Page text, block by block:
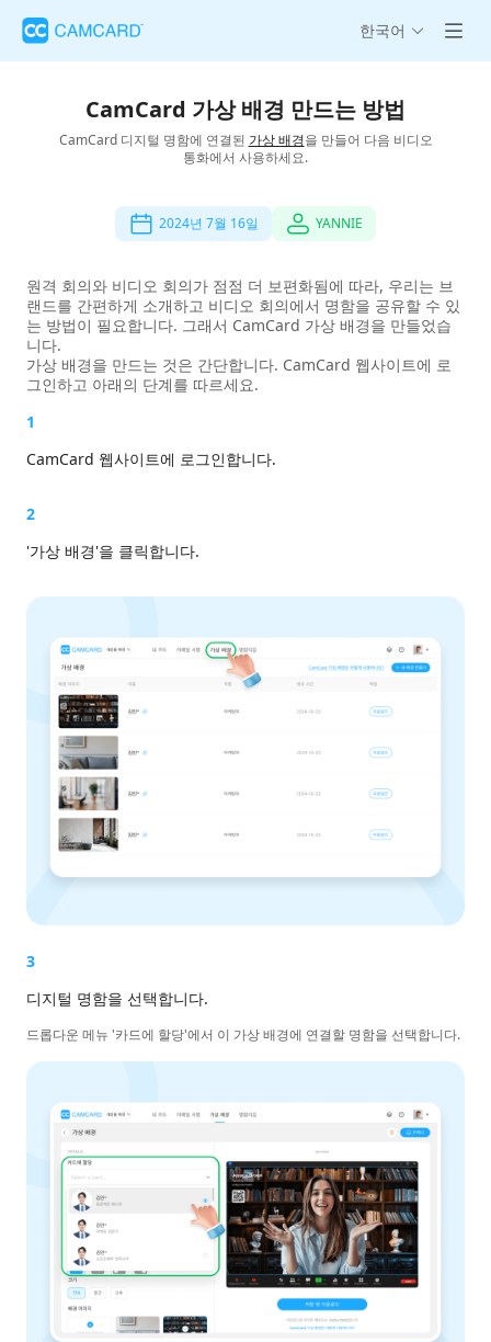
한국어
CamCard 가상 배경 만드는 방법
CamCard 디지털 명함에 연결된 가상 배경을 만들어 다음 비디오
통화에서 사용하세요.
2024년 7월 16일 YANNIE
원격 회의와 비디오 회의가 점점 더 보편화됨에 따라, 우리는 브
랜드를 간편하게 소개하고 비디오 회의에서 명함을 공유할 수 있
는 방법이 필요합니다. 그래서 CamCard 가상 배경을 만들었습
니다.
가상 배경을 만드는 것은 간단합니다. CamCard 웹사이트에 로
그인하고 아래의 단계를 따르세요.
1
CamCard 웹사이트에 로그인합니다.
2
'가상 배경'을 클릭합니다.
3
디지털 명함을 선택합니다.
드롭다운 메뉴 '카드에 할당'에서 이 가상 배경에 연결할 명함을 선택합니다.